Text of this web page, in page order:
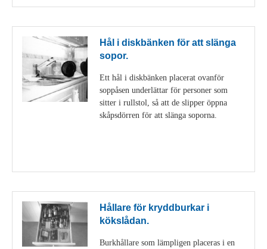
Hål i diskbänken för att slänga
sopor.
Ett hål i diskbänken placerat ovanför
soppåsen underlättar för personer som
sitter i rullstol, så att de slipper öppna
skåpsdörren för att slänga soporna.
Hållare för kryddburkar i
kökslådan.
Burkhållare som lämpligen placeras i en